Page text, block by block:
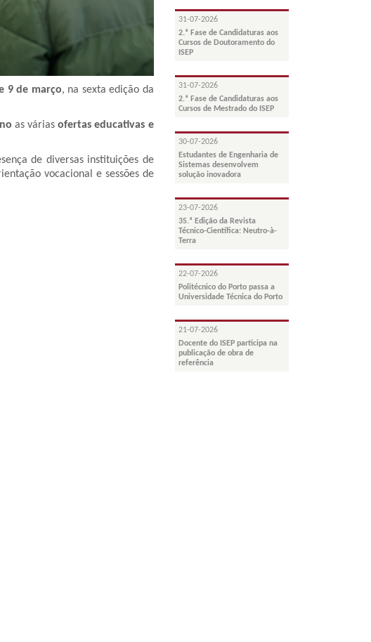
9 de março, na sexta edição da
as váriasofertas educativas e
de diversas instituições de
vocacional e sessões de
31-07-2026
2.ª Fase de Candidaturas aos
Cursos de Doutoramento do
ISEP
31-07-2026
2.ª Fase de Candidaturas aos
Cursos de Mestrado do ISEP
30-07-2026
Estudantes de Engenharia de
Sistemas desenvolvem
solução inovadora
23-07-2026
35.ª Edição da Revista
Técnico-Científica: Neutro-à-
Terra
22-07-2026
Politécnico do Porto passa a
Universidade Técnica do Porto
21-07-2026
Docente do ISEP participa na
publicação de obra de
referência